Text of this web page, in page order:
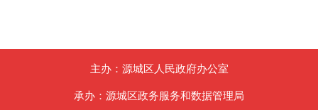
主办：源城区人民政府办公室
承办：源城区政务服务和数据管理局